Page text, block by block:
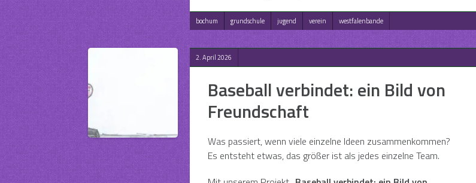
bochum grundschule jugend verein westfalenbande
2. April 2026
Baseball verbindet: ein Bild von
Freundschaft
Was passiert, wenn viele einzelne Ideen zusammenkommen?
Es entsteht etwas, das größer ist als jedes einzelne Team.